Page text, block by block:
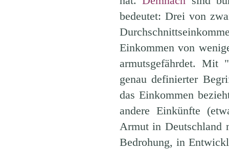
bedeutet: Drei von
Einkommen von
armutsgefährdet. Mit
genau definierter
das Einkommen
andere Einkünfte
Armut in Deutschland
Bedrohung, in